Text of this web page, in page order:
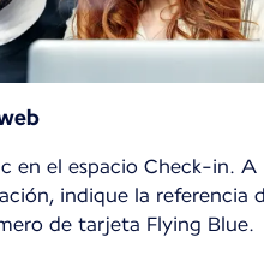
en el espacio Check-in. A
indique la referencia
de tarjeta Flying Blue.